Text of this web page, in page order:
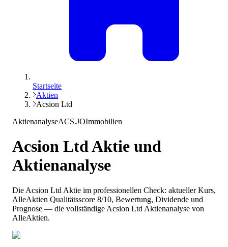
Startseite
Aktien
Acsion Ltd
AktienanalyseACS.JOImmobilien
Acsion LtdAktie und
Aktienanalyse
Die Acsion Ltd Aktie im professionellen Check: aktueller Kurs,
AlleAktien Qualitätsscore 8/10, Bewertung, Dividende und
Prognose — die vollständige Acsion Ltd Aktienanalyse von
AlleAktien.